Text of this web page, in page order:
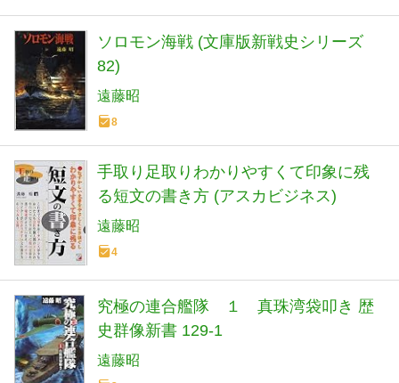
ソロモン海戦 (文庫版新戦史シリーズ
82)
遠藤昭
8
手取り足取りわかりやすくて印象に残
る短文の書き方 (アスカビジネス)
遠藤昭
4
究極の連合艦隊 １ 真珠湾袋叩き 歴
史群像新書 129-1
遠藤昭